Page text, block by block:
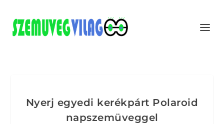
Nyerj egyedi kerékpárt Polaroid
napszemüveggel